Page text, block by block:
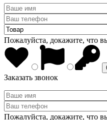
Пожалуйста, докажите, что
Заказать звонок
Пожалуйста, докажите, что